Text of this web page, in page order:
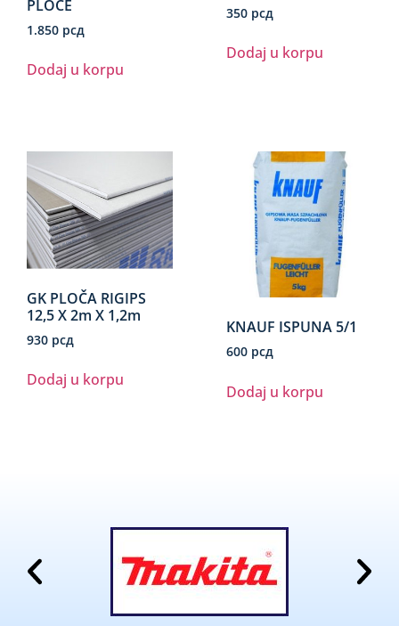
PLOČE
1.850 рсд
Dodaj u korpu
350 рсд
Dodaj u korpu
GK PLOČA RIGIPS
12,5 X 2m X 1,2m
930 рсд
Dodaj u korpu
KNAUF ISPUNA 5/1
600 рсд
Dodaj u korpu